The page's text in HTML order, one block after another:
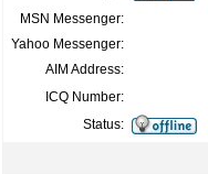
MSN Messenger:
Yahoo Messenger:
AIM Address:
ICQ Number:
Status: